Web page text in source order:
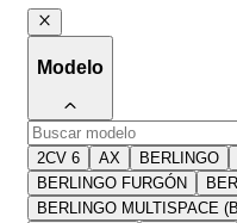
Modelo
2CV 6 AX BERLINGO
BERLINGO FURGÓN
BERLINGO MULTISPACE